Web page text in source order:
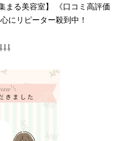
まる美容室】 《口コミ高評価
にリピーター殺到中！